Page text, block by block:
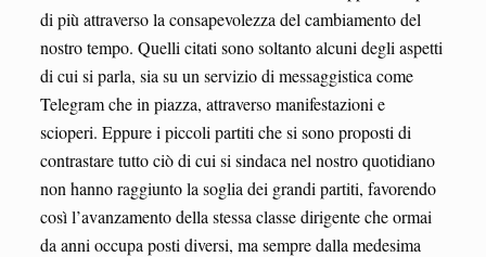
di più attraverso la consapevolezza del cambiamento del
nostro tempo. Quelli citati sono soltanto alcuni degli aspetti
di cui si parla, sia su un servizio di messaggistica come
Telegram che in piazza, attraverso manifestazioni e
scioperi. Eppure i piccoli partiti che si sono proposti di
contrastare tutto ciò di cui si sindaca nel nostro quotidiano
non hanno raggiunto la soglia dei grandi partiti, favorendo
così l’avanzamento della stessa classe dirigente che ormai
da anni occupa posti diversi, ma sempre dalla medesima